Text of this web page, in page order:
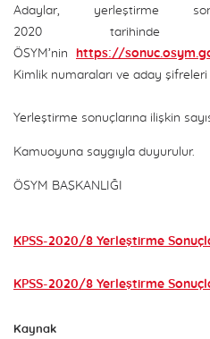
Adaylar, yerleştirme
2020 tarihinde
ÖSYM’nin https://
Kimlik numaraları ve aday şifreleri
Yerleştirme sonuçlarına ilişkin
Kamuoyuna saygıyla duyurulur.
ÖSYM BAŞKANLIĞI
KPSS-2020/8 Yerleştirme
KPSS-2020/8 Yerleştirme
Kaynak